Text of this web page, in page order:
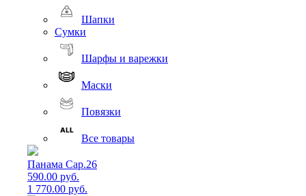
Шапки
Сумки
Шарфы и варежки
Маски
Повязки
Все товары
Панама Cap.26
590.00 руб.
1 770.00 руб.